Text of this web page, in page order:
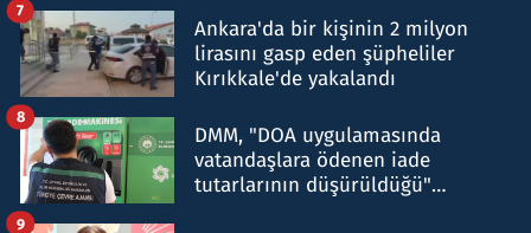
Ankara'da bir kişinin 2 milyon
lirasını gasp eden şüpheliler
Kırıkkale'de yakalandı
7
DMM, "DOA uygulamasında
vatandaşlara ödenen iade
tutarlarının düşürüldüğü"
8
9